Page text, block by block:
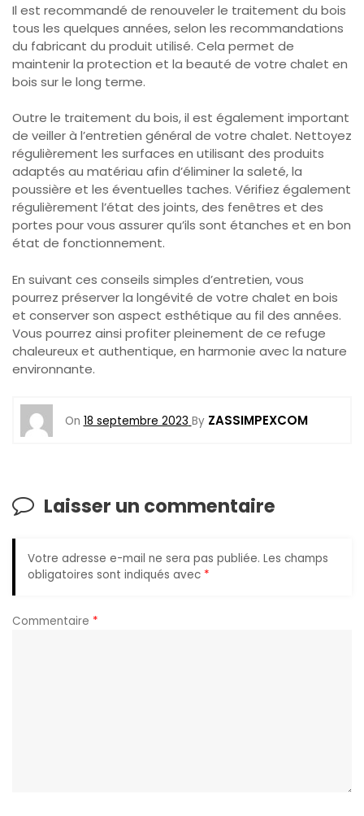
Il est recommandé de renouveler le traitement du bois
tous les quelques années, selon les recommandations
du fabricant du produit utilisé. Cela permet de
maintenir la protection et la beauté de votre chalet en
bois sur le long terme.
Outre le traitement du bois, il est également important
de veiller à l’entretien général de votre chalet. Nettoyez
régulièrement les surfaces en utilisant des produits
adaptés au matériau afin d’éliminer la saleté, la
poussière et les éventuelles taches. Vérifiez également
régulièrement l’état des joints, des fenêtres et des
portes pour vous assurer qu’ils sont étanches et en bon
état de fonctionnement.
En suivant ces conseils simples d’entretien, vous
pourrez préserver la longévité de votre chalet en bois
et conserver son aspect esthétique au fil des années.
Vous pourrez ainsi profiter pleinement de ce refuge
chaleureux et authentique, en harmonie avec la nature
environnante.
On 18 septembre 2023 By ZASSIMPEXCOM
Laisser un commentaire
Votre adresse e-mail ne sera pas publiée. Les champs
obligatoires sont indiqués avec *
Commentaire *